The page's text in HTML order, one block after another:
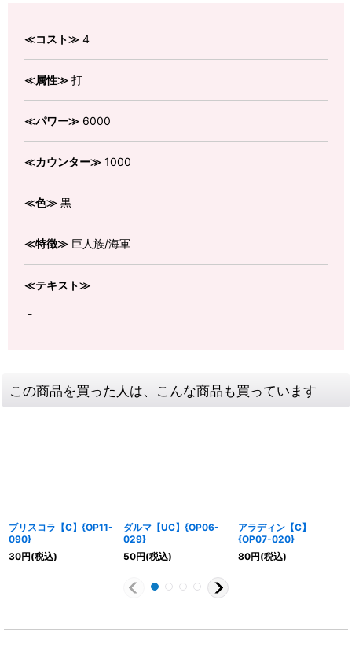
≪コスト≫ 4
≪属性≫ 打
≪パワー≫ 6000
≪カウンター≫ 1000
≪色≫ 黒
≪特徴≫ 巨人族/海軍
≪テキスト≫
-
この商品を買った人は、こんな商品も買っています
ブリスコラ【C】{OP11-
090}
30円(税込)
ダルマ【UC】{OP06-
029}
50円(税込)
アラディン【C】
{OP07-020}
80円(税込)